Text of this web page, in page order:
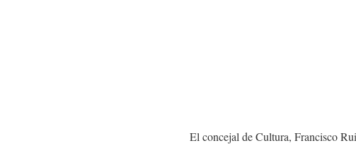
El concejal de Cultura, Francisco